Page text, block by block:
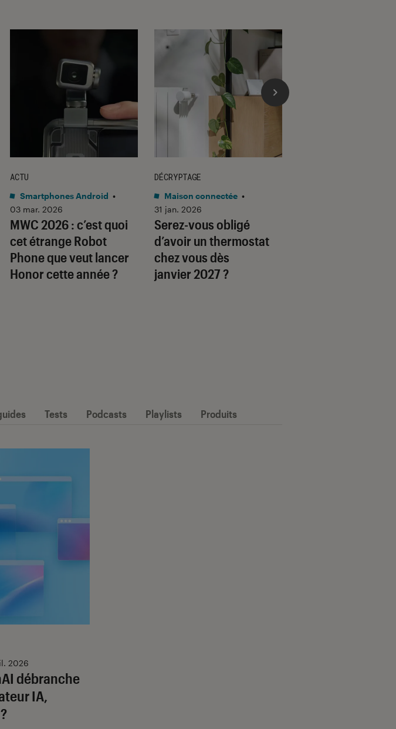
MWC 2026 : c’est quoi
cet étrange Robot
Phone que veut lancer
Honor cette année ?
ACTU
Smartphones Android •
03 mar. 2026
Serez-vous obligé
d’avoir un thermostat
chez vous dès
janvier 2027 ?
DÉCRYPTAGE
Maison connectée •
31 jan. 2026
Tests Podcasts Playlists Produits
débranche
IA,
2026